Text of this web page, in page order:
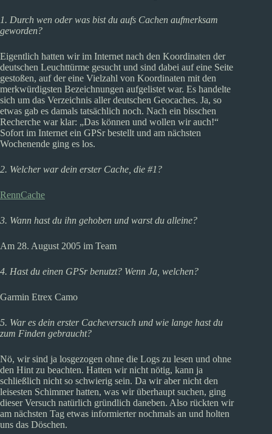
1. Durch wen oder was bist du aufs Cachen aufmerksam
geworden?
Eigentlich hatten wir im Internet nach den Koordinaten der
deutschen Leuchttürme gesucht und sind dabei auf eine Seite
gestoßen, auf der eine Vielzahl von Koordinaten mit den
merkwürdigsten Bezeichnungen aufgelistet war. Es handelte
sich um das Verzeichnis aller deutschen Geocaches. Ja, so
etwas gab es damals tatsächlich noch. Nach ein bisschen
Recherche war klar: „Das können und wollen wir auch!“
Sofort im Internet ein GPSr bestellt und am nächsten
Wochenende ging es los.
2. Welcher war dein erster Cache, die #1?
RennCache
3. Wann hast du ihn gehoben und warst du alleine?
Am 28. August 2005 im Team
4. Hast du einen GPSr benutzt? Wenn Ja, welchen?
Garmin Etrex Camo
5. War es dein erster Cacheversuch und wie lange hast du
zum Finden gebraucht?
Nö, wir sind ja losgezogen ohne die Logs zu lesen und ohne
den Hint zu beachten. Hatten wir nicht nötig, kann ja
schließlich nicht so schwierig sein. Da wir aber nicht den
leisesten Schimmer hatten, was wir überhaupt suchen, ging
dieser Versuch natürlich gründlich daneben. Also rückten wir
am nächsten Tag etwas informierter nochmals an und holten
uns das Döschen.